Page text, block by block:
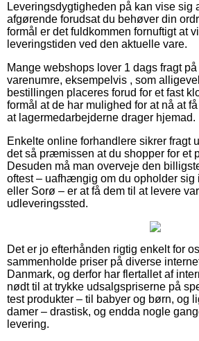
Leveringsdygtigheden på kan vise sig
afgørende forudsat du behøver din
formål er det fuldkommen fornuftigt at
leveringstiden ved den aktuelle vare.
Mange webshops lover 1 dags fragt
varenumre, eksempelvis , som
bestillingen placeres forud for et fast
formål at de har mulighed for at nå at
at lagermedarbejderne drager hjemad.
Enkelte online forhandlere sikrer fragt
det så præmissen at du shopper for et
Desuden må man overveje den
oftest – uafhængig om du opholder sig
eller Sorø – er at få dem til at levere
udleveringssted.
Det er jo efterhånden rigtig enkelt for
sammenholde priser på diverse
Danmark, og derfor har flertallet af
nødt til at trykke udsalgspriserne på
test produkter – til babyer og børn, og
damer – drastisk, og endda nogle
levering.